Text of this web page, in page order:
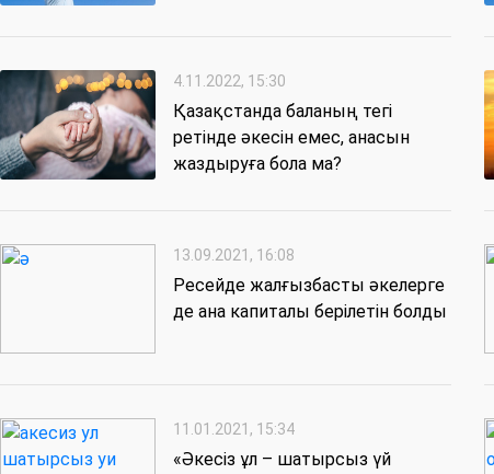
4.11.2022, 15:30
Қазақстанда баланың тегі
ретінде әкесін емес, анасын
жаздыруға бола ма?
13.09.2021, 16:08
Ресейде жалғызбасты әкелерге
де ана капиталы берілетін болды
11.01.2021, 15:34
«Әкесіз ұл – шатырсыз үй